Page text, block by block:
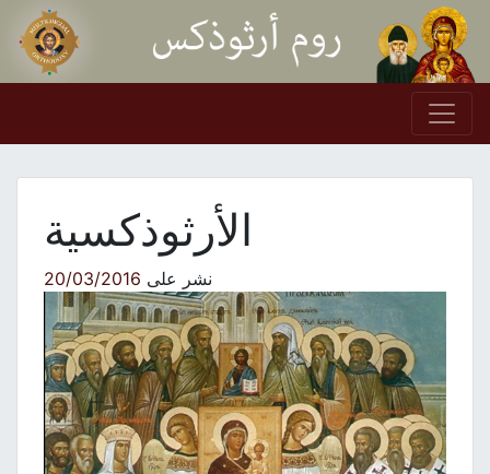
Skip to content
Main Navigation
الأرثوذكسية
نشر على20/03/2016